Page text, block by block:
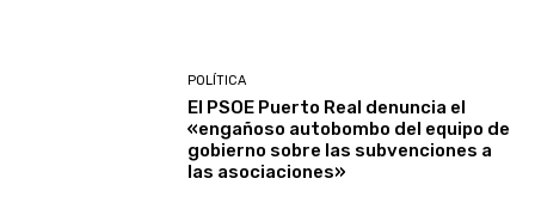
POLÍTICA
El PSOE Puerto Real denuncia el
«engañoso autobombo del equipo de
gobierno sobre las subvenciones a
las asociaciones»